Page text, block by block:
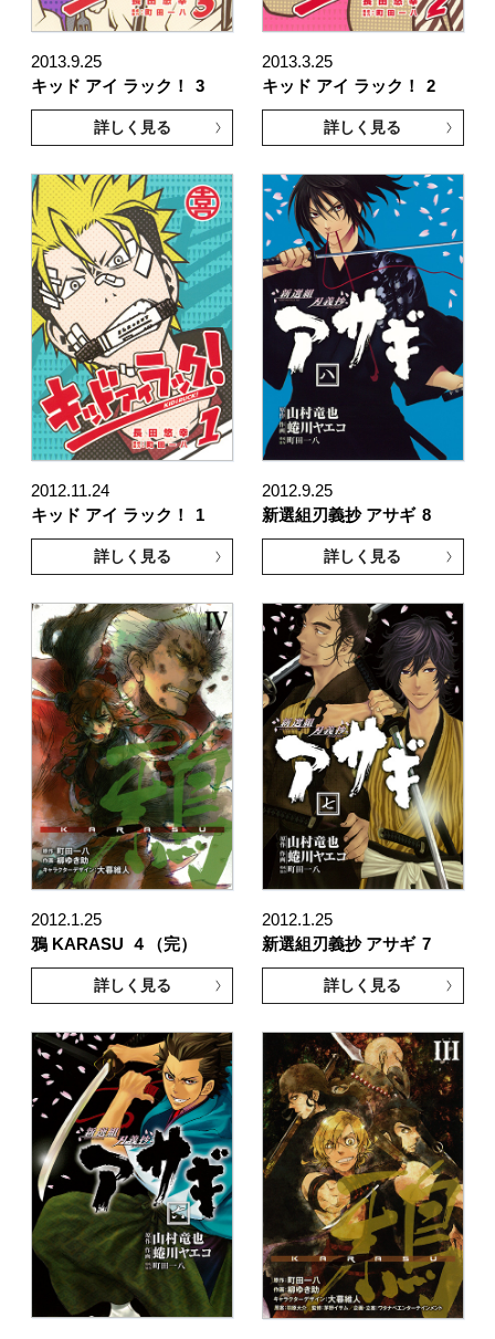
2013.9.25
キッド アイ ラック！
3
詳しく見る
2013.3.25
キッド アイ ラック！
2
詳しく見る
2012.11.24
キッド アイ ラック！
1
詳しく見る
2012.9.25
新選組刃義抄 アサギ 8
詳しく見る
2012.1.25
鴉 KARASU
４（完）
詳しく見る
2012.1.25
新選組刃義抄 アサギ 7
詳しく見る